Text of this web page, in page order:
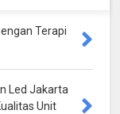
Terapi
Led Jakarta
Unit